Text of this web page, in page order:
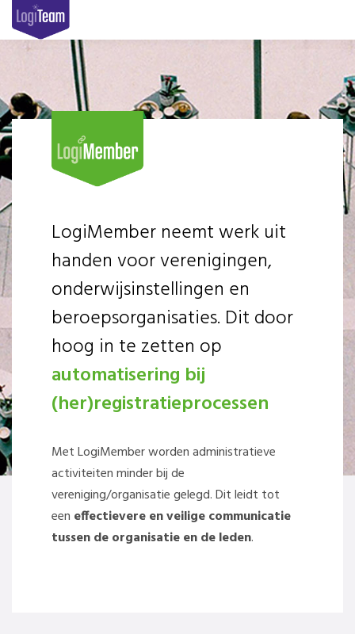
LogiMember neemt werk uit
handen voor verenigingen,
onderwijsinstellingen en
beroepsorganisaties. Dit door
hoog in te zetten op
automatisering bij
(her)registratieprocessen
Met LogiMember worden administratieve
activiteiten minder bij de
vereniging/organisatie gelegd. Dit leidt tot
een effectievere en veilige communicatie
tussen de organisatie en de leden.